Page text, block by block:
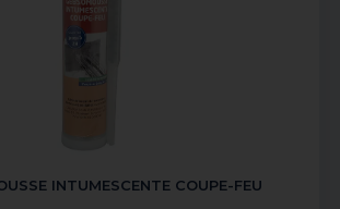
INTUMESCENTE COUPE-FEU